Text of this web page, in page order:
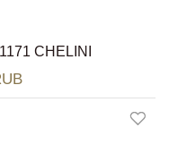
CHELINI